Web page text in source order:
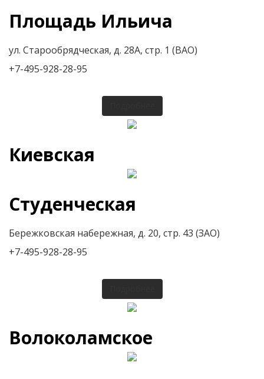
Площадь Ильича
ул. Старообрядческая, д. 28А, стр. 1 (ВАО)
+7-495-928-28-95
Киевская
Студенческая
Бережковская набережная, д. 20, стр. 43 (ЗАО)
+7-495-928-28-95
Волоколамское